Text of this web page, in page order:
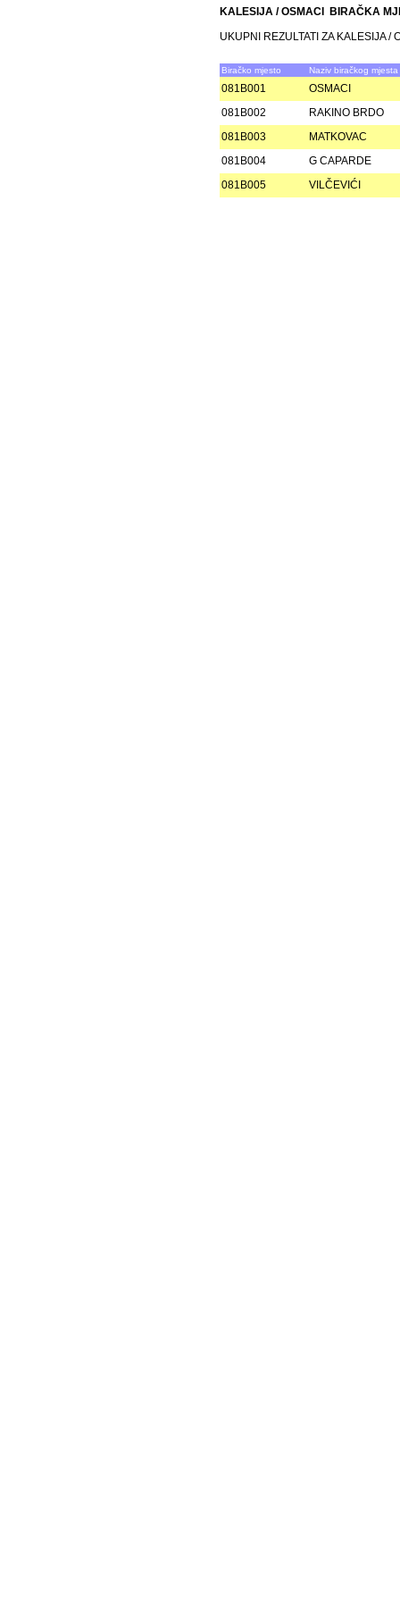
KALESIJA / OSMACI BIRAČKA
UKUPNI REZULTATI ZA KALESIJA /
Biračko mjesto Naziv biračkog mjesta
081B001
OSMACI
081B002
RAKINO BRDO
081B003
MATKOVAC
081B004
G CAPARDE
081B005
VILČEVIĆI